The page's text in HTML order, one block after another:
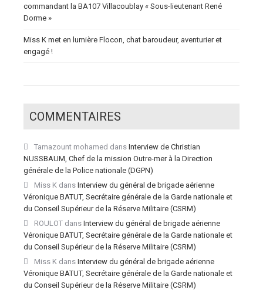
commandant la BA107 Villacoublay « Sous-lieutenant René
Dorme »
Miss K met en lumière Flocon, chat baroudeur, aventurier et
engagé !
COMMENTAIRES
Tamazount mohamed dans Interview de Christian
NUSSBAUM, Chef de la mission Outre-mer à la Direction
générale de la Police nationale (DGPN)
Miss K dans Interview du général de brigade aérienne
Véronique BATUT, Secrétaire générale de la Garde nationale et
du Conseil Supérieur de la Réserve Militaire (CSRM)
ROULOT dans Interview du général de brigade aérienne
Véronique BATUT, Secrétaire générale de la Garde nationale et
du Conseil Supérieur de la Réserve Militaire (CSRM)
Miss K dans Interview du général de brigade aérienne
Véronique BATUT, Secrétaire générale de la Garde nationale et
du Conseil Supérieur de la Réserve Militaire (CSRM)